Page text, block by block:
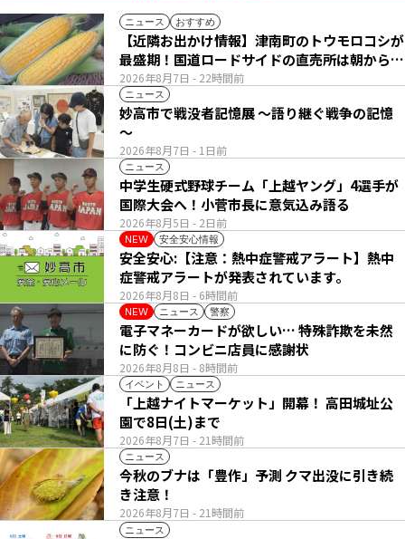
ニュース おすすめ
2026年8月7日 - 22時間前
【近隣お出かけ情報】津南町のトウモロコシが
最盛期！国道ロードサイドの直売所は朝から長
い列
ニュース
2026年8月7日 - 1日前
妙高市で戦没者記憶展 ～語り継ぐ戦争の記憶
～
ニュース
2026年8月5日 - 2日前
中学生硬式野球チーム「上越ヤング」4選手が
国際大会へ！小菅市長に意気込み語る
NEW 安全安心情報
2026年8月8日 - 6時間前
安全安心:【注意：熱中症警戒アラート】熱中
症警戒アラートが発表されています。
NEW ニュース 警察
2026年8月8日 - 8時間前
電子マネーカードが欲しい… 特殊詐欺を未然
に防ぐ！コンビニ店員に感謝状
イベント ニュース
2026年8月7日 - 21時間前
「上越ナイトマーケット」開幕！ 高田城址公
園で8日(土)まで
ニュース
2026年8月7日 - 21時間前
今秋のブナは「豊作」予測 クマ出没に引き続
き注意！
ニュース